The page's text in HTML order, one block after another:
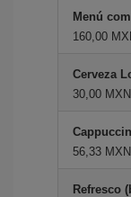
Menú
160,00
Cerveza
30,00 MXN
56,33 MXN
Refresco